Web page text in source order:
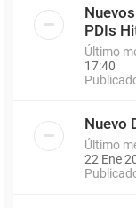
PDIs
Último
17:40
Nuevo
Último
22 Ene